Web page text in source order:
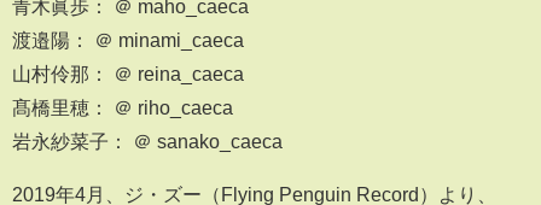
青木眞歩： ＠ maho_caeca
渡邉陽： ＠ minami_caeca
山村伶那： ＠ reina_caeca
髙橋里穂： ＠ riho_caeca
岩永紗菜子： ＠ sanako_caeca
2019年4月、ジ・ズー（Flying Penguin Record）より、